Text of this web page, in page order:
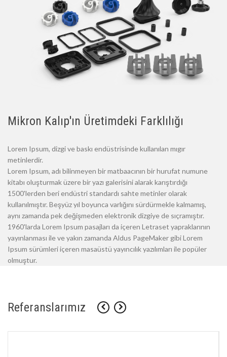
Mikron Kalıp'ın Üretimdeki Farklılığı
Lorem Ipsum, dizgi ve baskı endüstrisinde kullanılan mıgır
metinlerdir.
Lorem Ipsum, adı bilinmeyen bir matbaacının bir hurufat numune
kitabı oluşturmak üzere bir yazı galerisini alarak karıştırdığı
1500'lerden beri endüstri standardı sahte metinler olarak
kullanılmıştır. Beşyüz yıl boyunca varlığını sürdürmekle kalmamış,
aynı zamanda pek değişmeden elektronik dizgiye de sıçramıştır.
1960'larda Lorem Ipsum pasajları da içeren Letraset yapraklarının
yayınlanması ile ve yakın zamanda Aldus PageMaker gibi Lorem
Ipsum sürümleri içeren masaüstü yayıncılık yazılımları ile popüler
olmuştur.
Referanslarımız